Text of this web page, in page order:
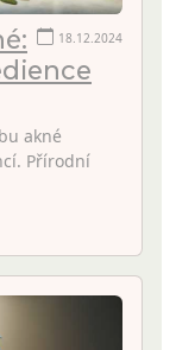
18.12.2024
akné
Přírodní